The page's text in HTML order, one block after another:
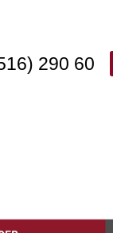
290 60